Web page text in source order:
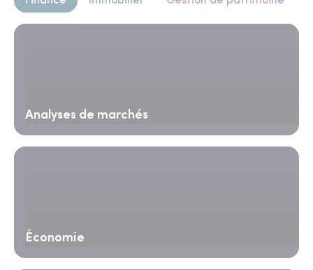
Analyses de marchés
Économie